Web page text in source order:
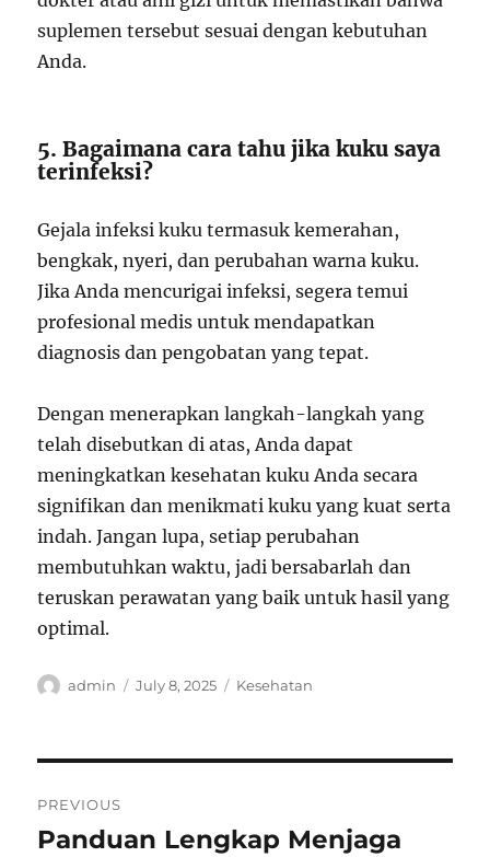
suplemen tersebut sesuai dengan kebutuhan
Anda.
5. Bagaimana cara tahu jika kuku saya
terinfeksi?
Gejala infeksi kuku termasuk kemerahan,
bengkak, nyeri, dan perubahan warna kuku.
Jika Anda mencurigai infeksi, segera temui
profesional medis untuk mendapatkan
diagnosis dan pengobatan yang tepat.
Dengan menerapkan langkah-langkah yang
telah disebutkan di atas, Anda dapat
meningkatkan kesehatan kuku Anda secara
signifikan dan menikmati kuku yang kuat serta
indah. Jangan lupa, setiap perubahan
membutuhkan waktu, jadi bersabarlah dan
teruskan perawatan yang baik untuk hasil yang
optimal.
Author
admin
Posted
July 8, 2025 Categories
Kesehatan
navigation
PREVIOUS
Previous
Panduan Lengkap Menjaga